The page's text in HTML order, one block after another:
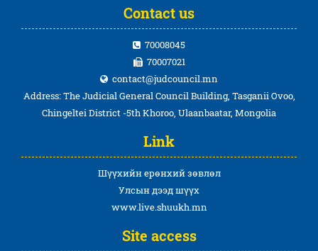
Contact us
70008045
70007021
contact@judcouncil.mn
Address: The Judicial General Council Building, Tasganii Ovoo,
Chingeltei District -5th Khoroo, Ulaanbaatar, Mongolia
Link
Шүүхийн ерөнхий зөвлөл
Улсын дээд шүүх
www.live.shuukh.mn
Site access